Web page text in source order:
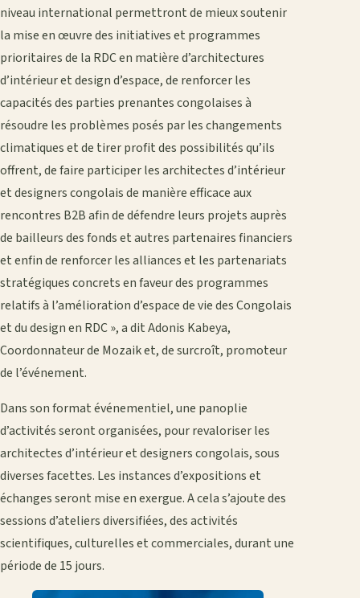
niveau international permettront de mieux soutenir
la mise en œuvre des initiatives et programmes
prioritaires de la RDC en matière d’architectures
d’intérieur et design d’espace, de renforcer les
capacités des parties prenantes congolaises à
résoudre les problèmes posés par les changements
climatiques et de tirer profit des possibilités qu’ils
offrent, de faire participer les architectes d’intérieur
et designers congolais de manière efficace aux
rencontres B2B afin de défendre leurs projets auprès
de bailleurs des fonds et autres partenaires financiers
et enfin de renforcer les alliances et les partenariats
stratégiques concrets en faveur des programmes
relatifs à l’amélioration d’espace de vie des Congolais
et du design en RDC », a dit Adonis Kabeya,
Coordonnateur de Mozaik et, de surcroît, promoteur
de l’événement.
Dans son format événementiel, une panoplie
d’activités seront organisées, pour revaloriser les
architectes d’intérieur et designers congolais, sous
diverses facettes. Les instances d’expositions et
échanges seront mise en exergue. A cela s’ajoute des
sessions d’ateliers diversifiées, des activités
scientifiques, culturelles et commerciales, durant une
période de 15 jours.